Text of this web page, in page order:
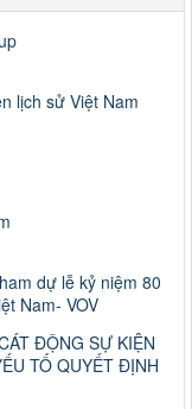
lịch sử Việt Nam
dự lễ kỷ niệm 80
Nam- VOV
ĐỘNG SỰ KIỆN
TỐ QUYẾT ĐỊNH